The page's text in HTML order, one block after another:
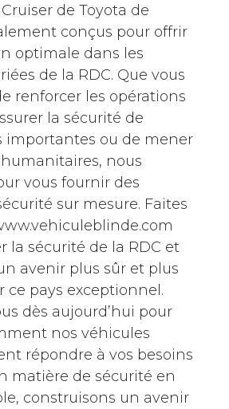
de Toyota de
conçus pour offrir
optimale dans les
de la RDC. Que vous
renforcer les opérations
la sécurité de
importantes ou de mener
nous
vous fournir des
sur mesure. Faites
la sécurité de la RDC et
avenir plus sûr et plus
ce pays exceptionnel.
dès aujourd’hui pour
nos véhicules
répondre à vos besoins
matière de sécurité en
construisons un avenir